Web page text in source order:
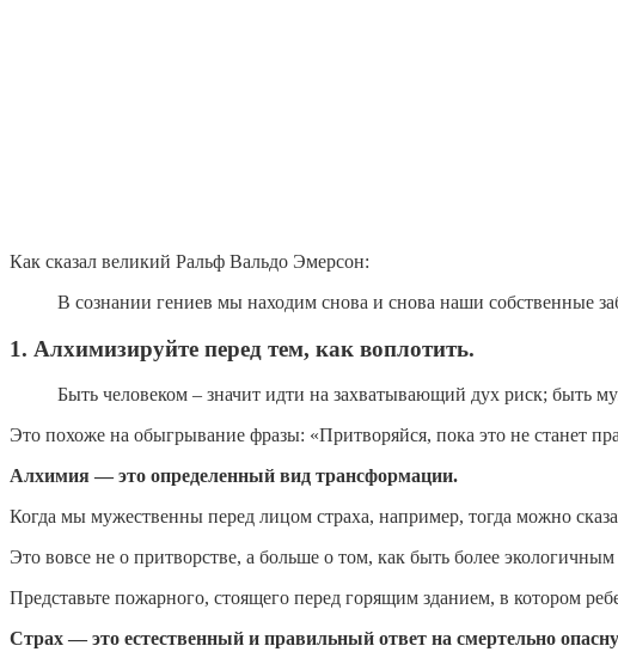
Как сказал великий Ральф Вальдо Эмерсон:
В сознании гениев мы находим снова и снова наши собственные
1. Алхимизируйте перед тем, как воплотить.
Быть человеком – значит идти на захватывающий дух риск; быть
Это похоже на обыгрывание фразы: «Притворяйся, пока это не станет
Алхимия — это определенный вид трансформации.
Когда мы мужественны перед лицом страха, например, тогда можно
Это вовсе не о притворстве, а больше о том, как быть более
Представьте пожарного, стоящего перед горящим зданием, в котором
Страх — это естественный и правильный ответ на смертельно